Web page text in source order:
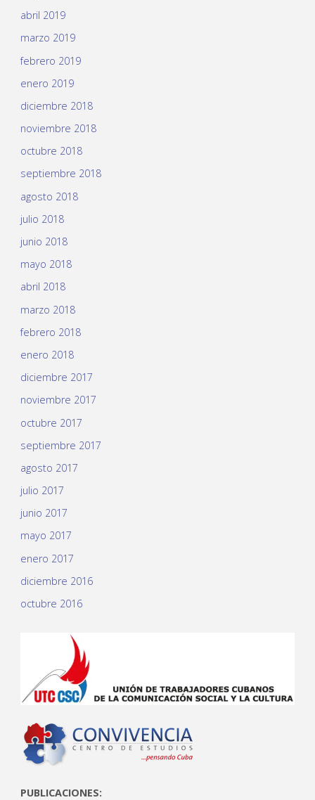
abril 2019
marzo 2019
febrero 2019
enero 2019
diciembre 2018
noviembre 2018
octubre 2018
septiembre 2018
agosto 2018
julio 2018
junio 2018
mayo 2018
abril 2018
marzo 2018
febrero 2018
enero 2018
diciembre 2017
noviembre 2017
octubre 2017
septiembre 2017
agosto 2017
julio 2017
junio 2017
mayo 2017
enero 2017
diciembre 2016
octubre 2016
PUBLICACIONES: